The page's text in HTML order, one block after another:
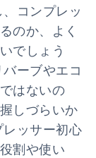
コンプレッ
のか、よく
でしょう
ーブやエコ
はないの
しづらいか
ッサー初心
割や使い